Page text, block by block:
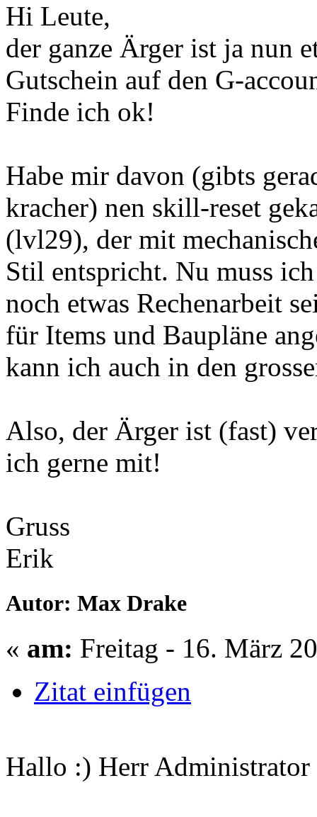
Hi Leute,
der ganze Ärger ist ja nun
Gutschein auf den G-
Finde ich ok!
Habe mir davon (gibts
kracher) nen skill-reset
(lvl29), der mit
Stil entspricht. Nu muss
noch etwas Rechenarbeit
für Items und Baupläne
kann ich auch in den
Also, der Ärger ist (fast)
ich gerne mit!
Gruss
Erik
Autor: Max Drake
« am: Freitag - 16. März
Zitat einfügen
Hallo :) Herr Administrator